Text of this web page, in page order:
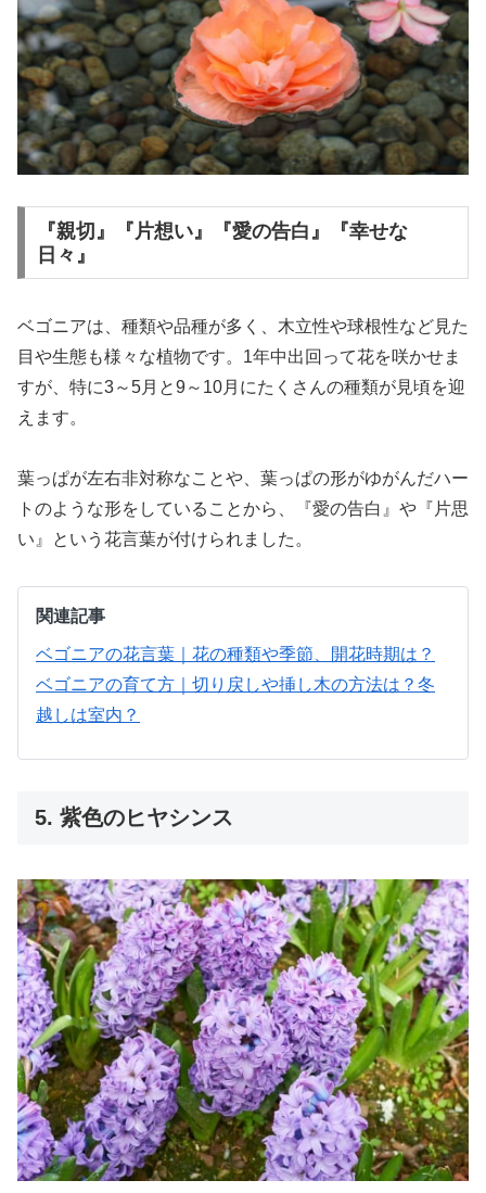
『親切』『片想い』『愛の告白』『幸せな
日々』
ベゴニアは、種類や品種が多く、木立性や球根性など見た
目や生態も様々な植物です。1年中出回って花を咲かせま
すが、特に3～5月と9～10月にたくさんの種類が見頃を迎
えます。
葉っぱが左右非対称なことや、葉っぱの形がゆがんだハー
トのような形をしていることから、『愛の告白』や『片思
い』という花言葉が付けられました。
関連記事
ベゴニアの花言葉｜花の種類や季節、開花時期は？
ベゴニアの育て方｜切り戻しや挿し木の方法は？冬
越しは室内？
5. 紫色のヒヤシンス